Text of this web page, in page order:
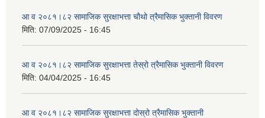
आ व २०८१।८२ सामाजिक सुरक्षाभत्ता चौथो त्रैमासिक भुक्तानी विवरण
मिति: 07/09/2025 - 16:45
आ व २०८१।८२ सामाजिक सुरक्षाभत्ता तेस्रो त्रैमासिक भुक्तानी विवरण
मिति: 04/04/2025 - 16:45
आ व २०८१।८२ सामाजिक सुरक्षाभत्ता दोस्रो त्रैमासिक भुक्तानी